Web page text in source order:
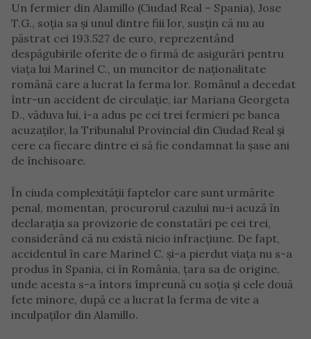
Un fermier din Alamillo (Ciudad Real – Spania), Jose
T.G., soția sa și unul dintre fiii lor, susțin că nu au
păstrat cei 193.527 de euro, reprezentând
despăgubirile oferite de o firmă de asigurări pentru
viața lui Marinel C., un muncitor de naționalitate
română care a lucrat la ferma lor. Românul a decedat
într-un accident de circulație, iar Mariana Georgeta
D., văduva lui, i-a adus pe cei trei fermieri pe banca
acuzaților, la Tribunalul Provincial din Ciudad Real și
cere ca fiecare dintre ei să fie condamnat la șase ani
de închisoare.
În ciuda complexității faptelor care sunt urmărite
penal, momentan, procurorul cazului nu-i acuză în
declarația sa provizorie de constatări pe cei trei,
considerând că nu există nicio infracțiune. De fapt,
accidentul în care Marinel C. și-a pierdut viața nu s-a
produs în Spania, ci în România, țara sa de origine,
unde acesta s-a întors împreună cu soția și cele două
fete minore, după ce a lucrat la ferma de vite a
inculpaților din Alamillo.